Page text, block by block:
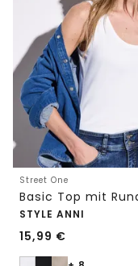
Street One
STYLE ANNI
15,99 €